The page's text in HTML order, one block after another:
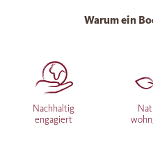
Warum ein
Nachhaltig
engagiert